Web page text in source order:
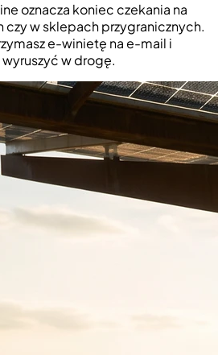
oznacza koniec czekania na
w sklepach przygranicznych.
e-winietę na e-mail i
wyruszyć w drogę.